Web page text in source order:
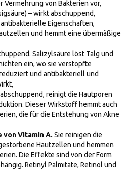
von Bakterien vor,
– wirkt abschuppend,
Eigenschaften,
und hemmt eine übermäßige
Salizylsäure löst Talg und
ein, wo sie verstopfte
und antibakteriell und
reinigt die Hautporen
Dieser Wirkstoff hemmt auch
die für die Entstehung von Akne
von Vitamin A. Sie reinigen die
Hautzellen und hemmen
Die Effekte sind von der Form
Retinyl Palmitate, Retinol und